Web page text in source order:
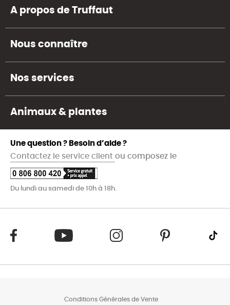
A propos de Truffaut
Nous connaître
Nos services
Animaux & plantes
Une question ? Besoin d’aide ?
Contactez le service client ou composez le
Du lundi au samedi de 10h à 18h.
Conditions Générales de Vente